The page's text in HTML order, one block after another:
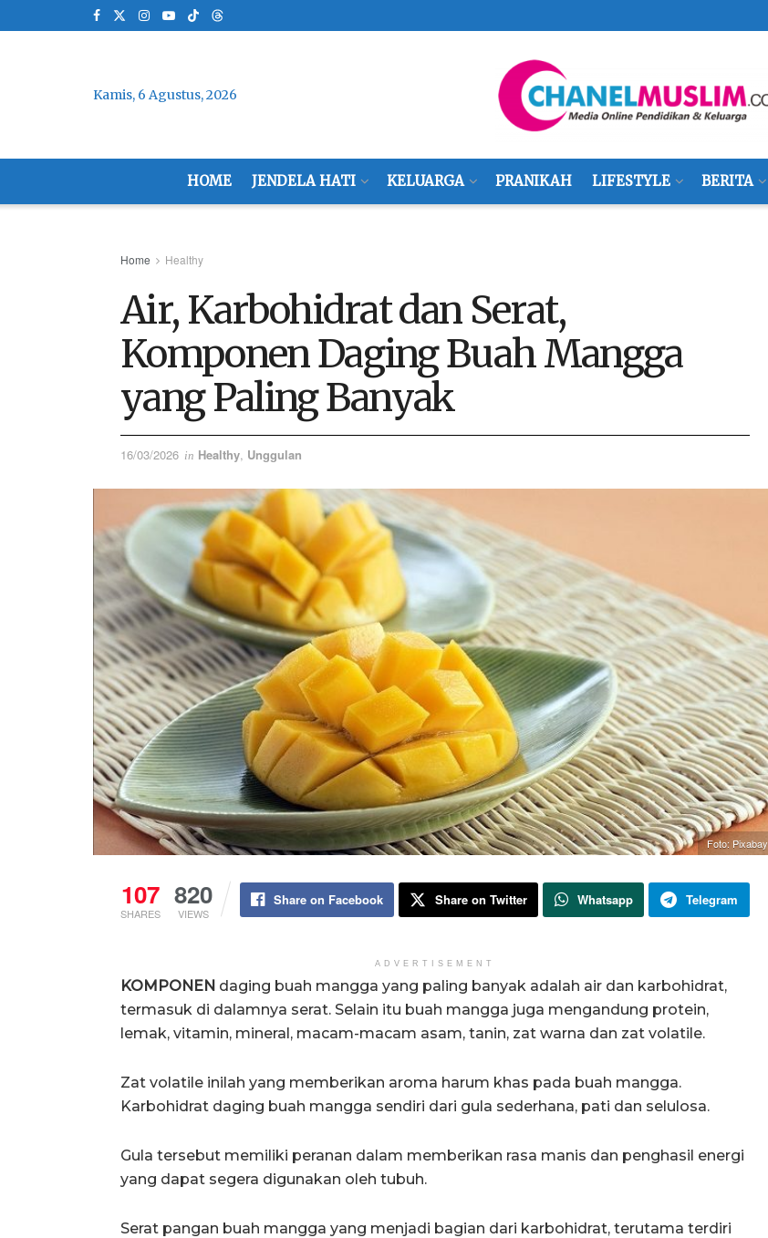
Kamis, 6 Agustus, 2026
HOME JENDELA HATI KELUARGA PRANIKAH LIFESTYLE BERITA
Home Healthy
Air, Karbohidrat dan Serat,
Komponen Daging Buah Mangga
yang Paling Banyak
16/03/2026 in Healthy, Unggulan
Foto: Pixabay
107
SHARES
820
VIEWS
Share on Facebook Share on Twitter Whatsapp Telegram
ADVERTISEMENT
KOMPONEN daging buah mangga yang paling banyak adalah air dan karbohidrat,
termasuk di dalamnya serat. Selain itu buah mangga juga mengandung protein,
lemak, vitamin, mineral, macam-macam asam, tanin, zat warna dan zat volatile.
Zat volatile inilah yang memberikan aroma harum khas pada buah mangga.
Karbohidrat daging buah mangga sendiri dari gula sederhana, pati dan selulosa.
Gula tersebut memiliki peranan dalam memberikan rasa manis dan penghasil energi
yang dapat segera digunakan oleh tubuh.
Serat pangan buah mangga yang menjadi bagian dari karbohidrat, terutama terdiri